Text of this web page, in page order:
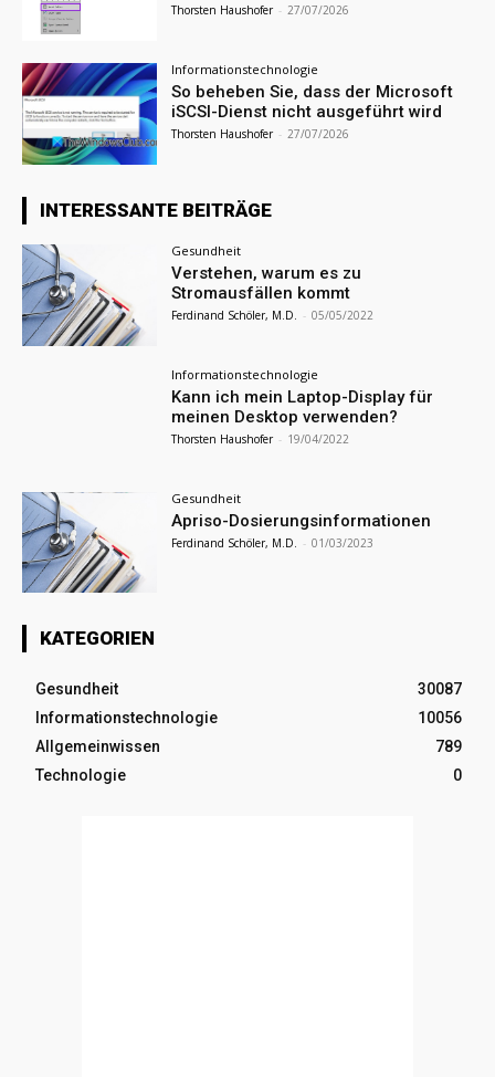
Thorsten Haushofer - 27/07/2026
Informationstechnologie
So beheben Sie, dass der Microsoft
iSCSI-Dienst nicht ausgeführt wird
Thorsten Haushofer - 27/07/2026
INTERESSANTE BEITRÄGE
Gesundheit
Verstehen, warum es zu
Stromausfällen kommt
Ferdinand Schöler, M.D. - 05/05/2022
Informationstechnologie
Kann ich mein Laptop-Display für
meinen Desktop verwenden?
Thorsten Haushofer - 19/04/2022
Gesundheit
Apriso-Dosierungsinformationen
Ferdinand Schöler, M.D. - 01/03/2023
KATEGORIEN
Gesundheit
30087
Informationstechnologie
10056
Allgemeinwissen
789
Technologie
0